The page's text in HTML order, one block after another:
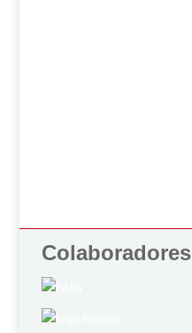
Colaboradores